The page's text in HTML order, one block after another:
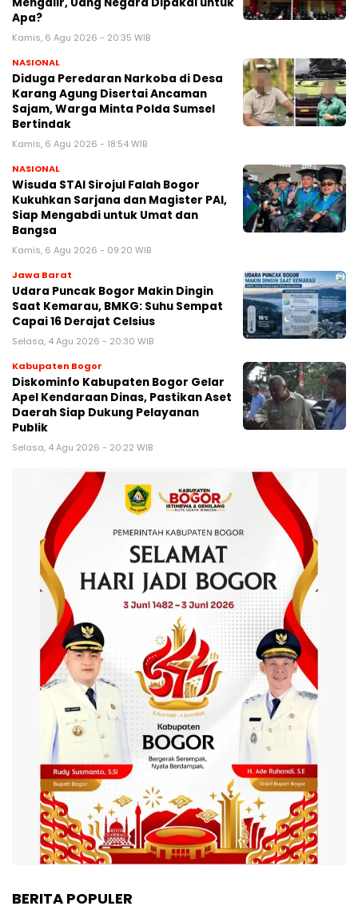
Mengalir, Uang Negara Dipakai untuk
Apa?
Kamis, 6 Agu 2026 - 20:35 WIB
NASIONAL
Diduga Peredaran Narkoba di Desa
Karang Agung Disertai Ancaman
Sajam, Warga Minta Polda Sumsel
Bertindak
Kamis, 6 Agu 2026 - 18:54 WIB
NASIONAL
Wisuda STAI Sirojul Falah Bogor
Kukuhkan Sarjana dan Magister PAI,
Siap Mengabdi untuk Umat dan
Bangsa
Kamis, 6 Agu 2026 - 09:20 WIB
Jawa Barat
Udara Puncak Bogor Makin Dingin
Saat Kemarau, BMKG: Suhu Sempat
Capai 16 Derajat Celsius
Selasa, 4 Agu 2026 - 20:30 WIB
Kabupaten Bogor
Diskominfo Kabupaten Bogor Gelar
Apel Kendaraan Dinas, Pastikan Aset
Daerah Siap Dukung Pelayanan
Publik
Selasa, 4 Agu 2026 - 20:22 WIB
BERITA POPULER